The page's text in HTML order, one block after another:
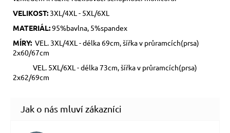
VELIKOST: 3XL/4XL - 5XL/6XL
MATERIÁL:95%bavlna, 5%spandex
MÍRY: VEL. 3XL/4XL - délka 69cm, šířka v průramcích(prsa)
2x60/67cm
VEL. 5XL/6XL - délka 73cm, šířka v průramcích(prsa)
2x62/69cm